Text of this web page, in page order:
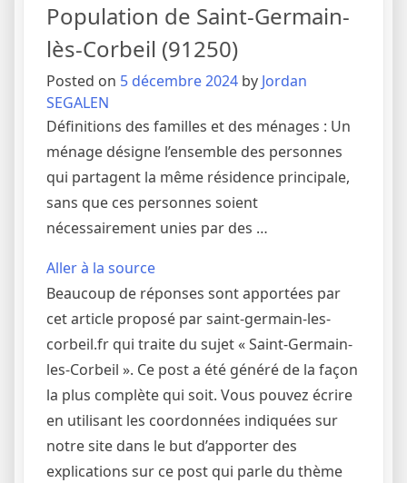
Population de Saint-Germain-
lès-Corbeil (91250)
Posted on 5 décembre 2024 by Jordan
SEGALEN
Définitions des familles et des ménages : Un
ménage désigne l’ensemble des personnes
qui partagent la même résidence principale,
sans que ces personnes soient
nécessairement unies par des …
Aller à la source
Beaucoup de réponses sont apportées par
cet article proposé par saint-germain-les-
corbeil.fr qui traite du sujet « Saint-Germain-
les-Corbeil ». Ce post a été généré de la façon
la plus complète qui soit. Vous pouvez écrire
en utilisant les coordonnées indiquées sur
notre site dans le but d’apporter des
explications sur ce post qui parle du thème